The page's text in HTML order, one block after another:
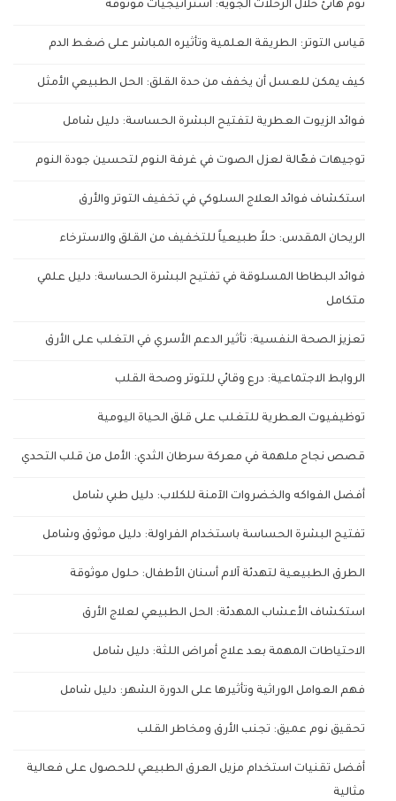
نوم هانئ خلال الرحلات الجوية: استراتيجيات موثوقة
قياس التوتر: الطريقة العلمية وتأثيره المباشر على ضغط الدم
كيف يمكن للعسل أن يخفف من حدة القلق: الحل الطبيعي الأمثل
فوائد الزيوت العطرية لتفتيح البشرة الحساسة: دليل شامل
توجيهات فعّالة لعزل الصوت في غرفة النوم لتحسين جودة النوم
استكشاف فوائد العلاج السلوكي في تخفيف التوتر والأرق
الريحان المقدس: حلاً طبيعياً للتخفيف من القلق والاسترخاء
فوائد البطاطا المسلوقة في تفتيح البشرة الحساسة: دليل علمي
متكامل
تعزيز الصحة النفسية: تأثير الدعم الأسري في التغلب على الأرق
الروابط الاجتماعية: درع وقائي للتوتر وصحة القلب
توظيفيوت العطرية للتغلب على قلق الحياة اليومية
قصص نجاح ملهمة في معركة سرطان الثدي: الأمل من قلب التحدي
أفضل الفواكه والخضروات الآمنة للكلاب: دليل طبي شامل
تفتيح البشرة الحساسة باستخدام الفراولة: دليل موثوق وشامل
الطرق الطبيعية لتهدئة آلام أسنان الأطفال: حلول موثوقة
استكشاف الأعشاب المهدئة: الحل الطبيعي لعلاج الأرق
الاحتياطات المهمة بعد علاج أمراض اللثة: دليل شامل
فهم العوامل الوراثية وتأثيرها على الدورة الشهر: دليل شامل
تحقيق نوم عميق: تجنب الأرق ومخاطر القلب
أفضل تقنيات استخدام مزيل العرق الطبيعي للحصول على فعالية
مثالية